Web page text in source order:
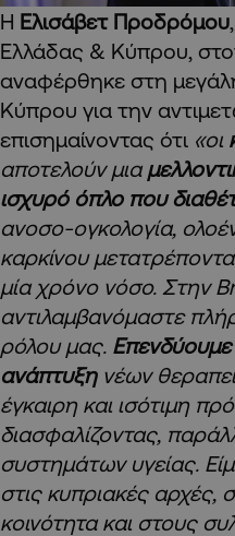
Η Ελισάβετ Προδρόμου
Ελλάδας & Κύπρου,
αναφέρθηκε στη
Κύπρου για την
επισημαίνοντας ότι «οι
αποτελούν μια
ισχυρό όπλο που
ανοσο-ογκολογία,
καρκίνου
μία χρόνο νόσο. Στην
αντιλαμβανόμαστε
ρόλου μας. Επενδύουμε
ανάπτυξη νέων
έγκαιρη και ισότιμη
διασφαλίζοντας,
συστημάτων υγείας.
στις κυπριακές αρχές,
κοινότητα και στους